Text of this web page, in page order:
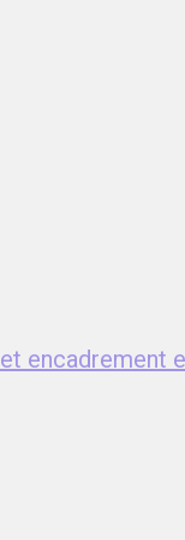
encadrement